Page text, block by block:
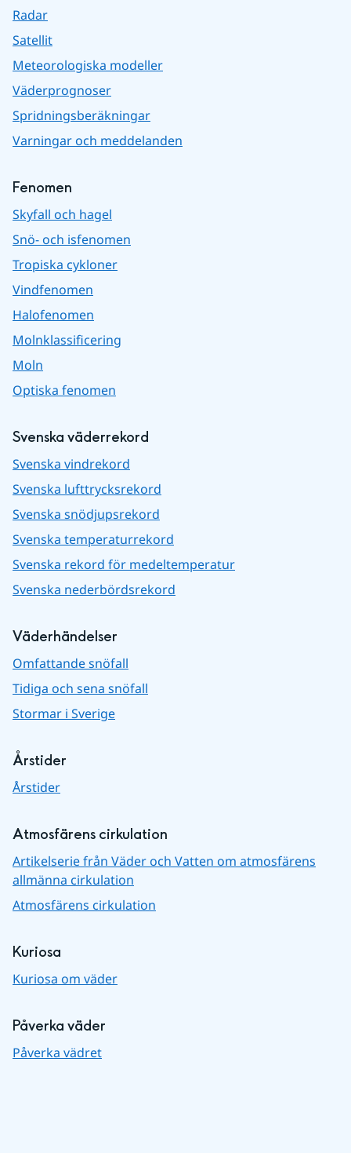
Radar
Satellit
Meteorologiska modeller
Väderprognoser
Spridningsberäkningar
Varningar och meddelanden
Fenomen
Skyfall och hagel
Snö- och isfenomen
Tropiska cykloner
Vindfenomen
Halofenomen
Molnklassificering
Moln
Optiska fenomen
Svenska väderrekord
Svenska vindrekord
Svenska lufttrycksrekord
Svenska snödjupsrekord
Svenska temperaturrekord
Svenska rekord för medeltemperatur
Svenska nederbördsrekord
Väderhändelser
Omfattande snöfall
Tidiga och sena snöfall
Stormar i Sverige
Årstider
Årstider
Atmosfärens cirkulation
Artikelserie från Väder och Vatten om atmosfärens
allmänna cirkulation
Atmosfärens cirkulation
Kuriosa
Kuriosa om väder
Påverka väder
Påverka vädret